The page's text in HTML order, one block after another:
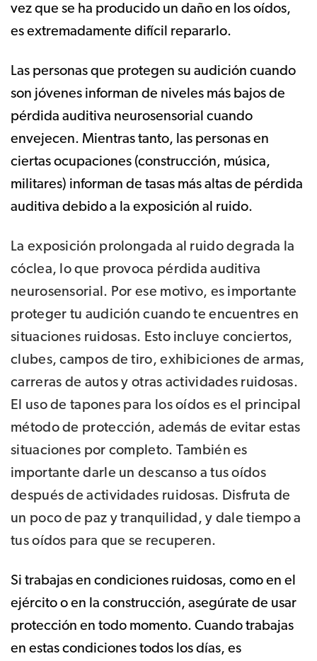
vez que se ha producido un daño en los oídos,
es extremadamente difícil repararlo.
Las personas que protegen su audición cuando
son jóvenes informan de niveles más bajos de
pérdida auditiva neurosensorial cuando
envejecen. Mientras tanto, las personas en
ciertas ocupaciones (construcción, música,
militares) informan de tasas más altas de pérdida
auditiva debido a la exposición al ruido.
La exposición prolongada al ruido degrada la
cóclea, lo que provoca pérdida auditiva
neurosensorial. Por ese motivo, es importante
proteger tu audición cuando te encuentres en
situaciones ruidosas. Esto incluye conciertos,
clubes, campos de tiro, exhibiciones de armas,
carreras de autos y otras actividades ruidosas.
El uso de tapones para los oídos es el principal
método de protección, además de evitar estas
situaciones por completo. También es
importante darle un descanso a tus oídos
después de actividades ruidosas. Disfruta de
un poco de paz y tranquilidad, y dale tiempo a
tus oídos para que se recuperen.
Si trabajas en condiciones ruidosas, como en el
ejército o en la construcción, asegúrate de usar
protección en todo momento. Cuando trabajas
en estas condiciones todos los días, es